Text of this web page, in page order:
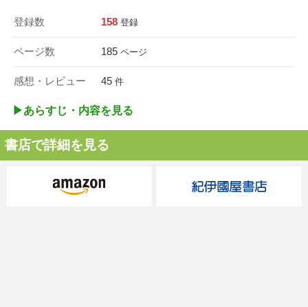
登録数 158 登録
ページ数 185 ページ
感想・レビュー 45 件
▶︎あらすじ・内容を見る
書店で詳細を見る